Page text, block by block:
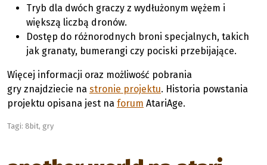
Tryb dla dwóch graczy z wydłużonym wężem i
większą liczbą dronów.
Dostęp do różnorodnych broni specjalnych, takich
jak granaty, bumerangi czy pociski przebijające.
Więcej informacji oraz możliwość pobrania
gry znajdziecie na stronie projektu. Historia powstania
projektu opisana jest na forum AtariAge.
Tagi: 8bit, gry